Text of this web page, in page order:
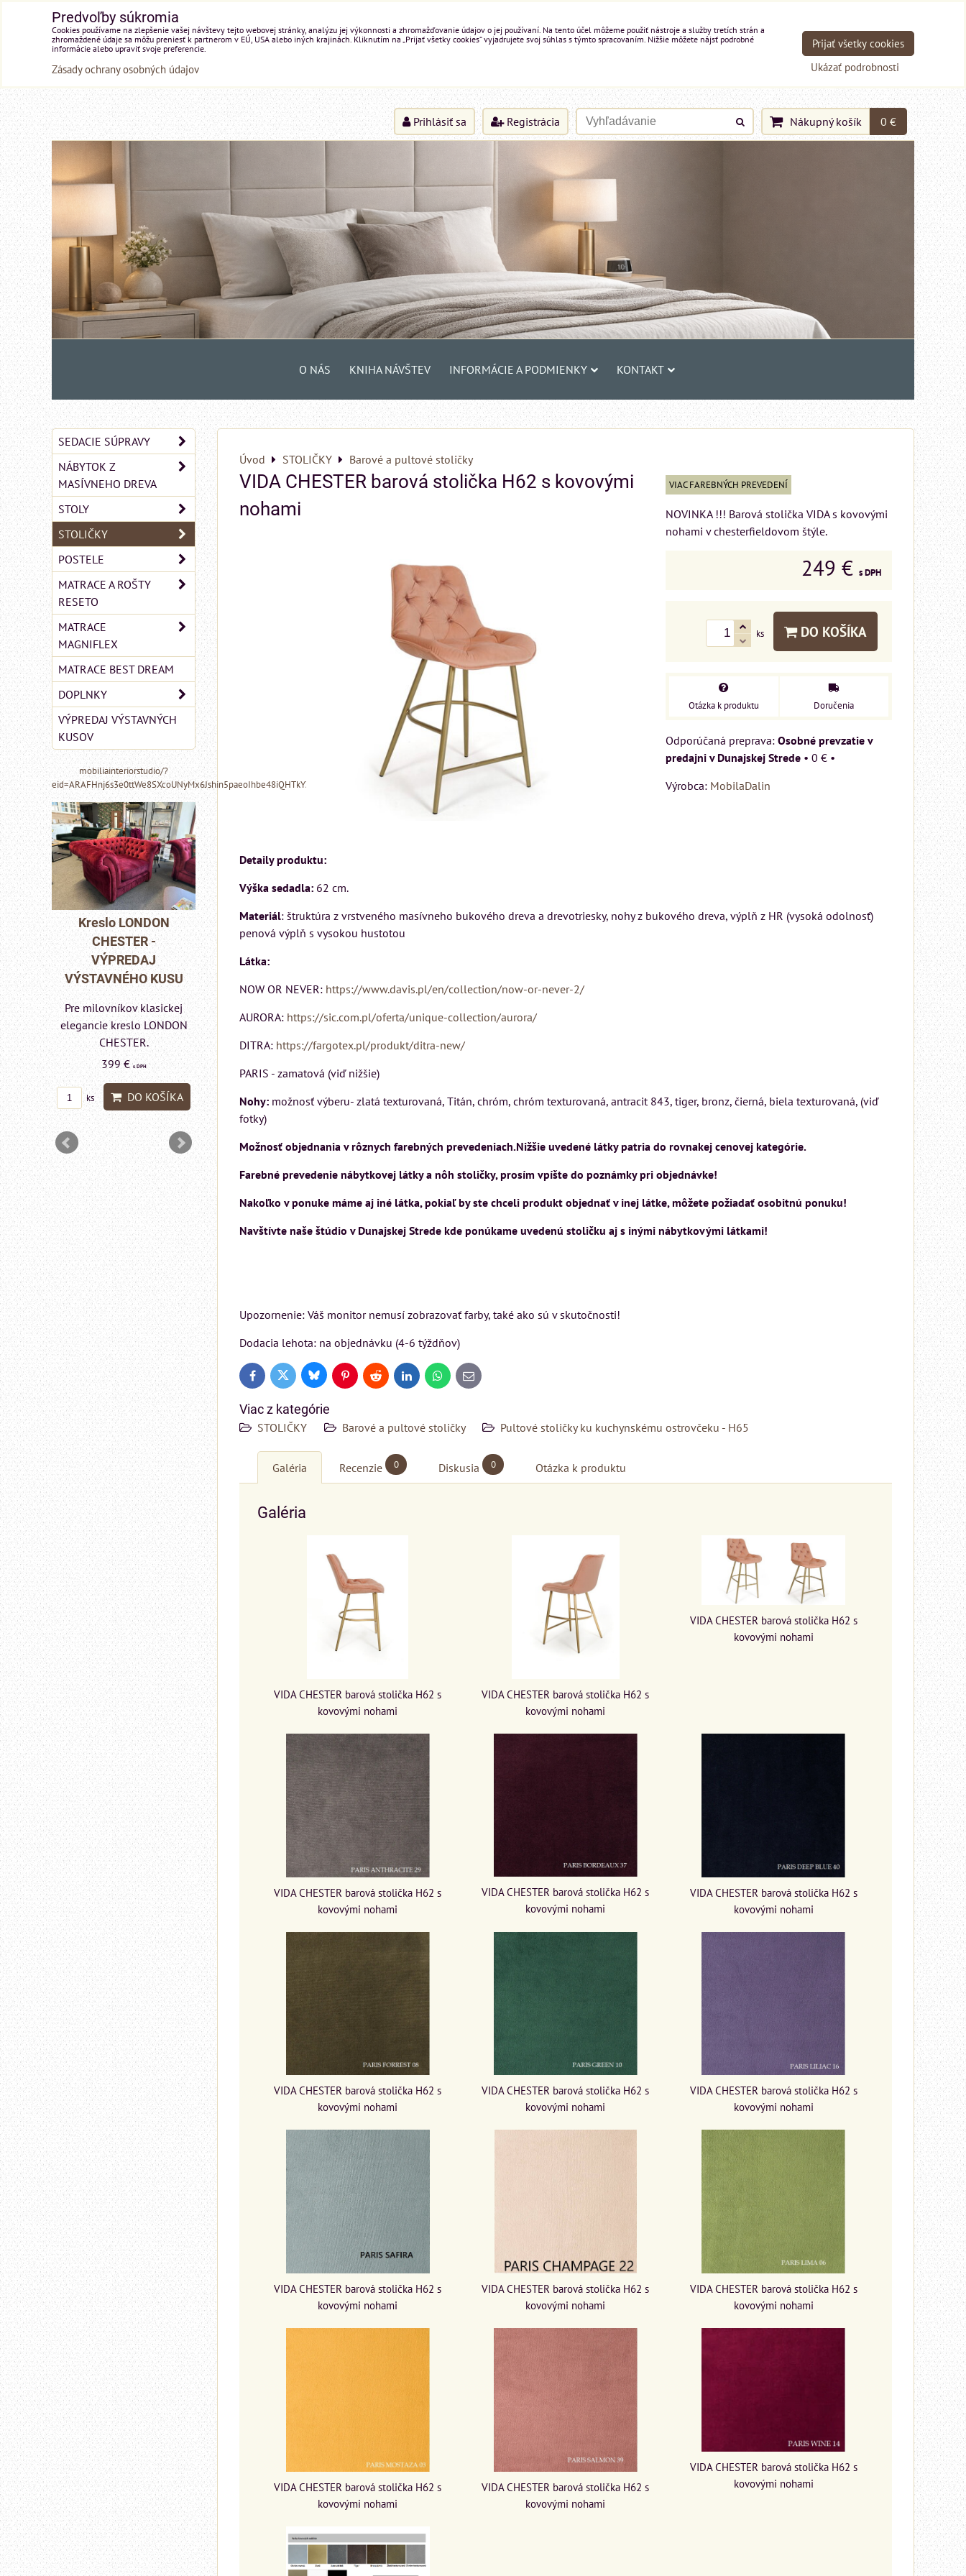
Prihlásiť sa Registrácia Nákupný košík 0 €
O NÁS KNIHA NÁVŠTEV INFORMÁCIE A PODMIENKY KONTAKT
Úvod STOLIČKY Barové a pultové stoličky
VIDA CHESTER barová stolička H62 s kovovými
nohami
VIAC FAREBNÝCH PREVEDENÍ
NOVINKA !!! Barová stolička VIDA s kovovými
nohami v chesterfieldovom štýle.
249 € s DPH
ks DO KOŠÍKA
Otázka k produktu Doručenia
Osobné prevzatie v
predajni v Dunajskej Strede • 0 € •
Výrobca: MobilaDalin
Detaily produktu:
Výška sedadla: 62 cm.
Materiál: štruktúra z vrstveného masívneho bukového dreva a drevotriesky, nohy z bukového dreva, výplň z HR (vysoká odolnosť)
penová výplň s vysokou hustotou
Látka:
NOW OR NEVER: https://www.davis.pl/en/collection/now-or-never-2/
AURORA: https://sic.com.pl/oferta/unique-collection/aurora/
DITRA: https://fargotex.pl/produkt/ditra-new/
PARIS - zamatová (viď nižšie)
Nohy: možnosť výberu- zlatá texturovaná, Titán, chróm, chróm texturovaná, antracit 843, tiger, bronz, čierná, biela texturovaná, (viď
fotky)
Možnosť objednania v rôznych farebných prevedeniach.Nižšie uvedené látky patria do rovnakej cenovej kategórie.
Farebné prevedenie nábytkovej látky a nôh stoličky, prosím vpíšte do poznámky pri objednávke!
Nakoľko v ponuke máme aj iné látka, pokiaľ by ste chceli produkt objednať v inej látke, môžete požiadať osobitnú ponuku!
Navštívte naše štúdio v Dunajskej Strede kde ponúkame uvedenú stoličku aj s inými nábytkovými látkami!
Upozornenie: Váš monitor nemusí zobrazovať farby, také ako sú v skutočnosti!
Dodacia lehota: na objednávku (4-6 týždňov)
FacebookTwitter BlueskyPinterestReddit LinkedInWhatsApp
E-
mail
Viac z kategórie
STOLIČKY Barové a pultové stoličky Pultové stoličky ku kuchynskému ostrovčeku - H65
Galéria Recenzie 0 Diskusia 0 Otázka k produktu
Galéria
VIDA CHESTER barová stolička H62 s
kovovými nohami
VIDA CHESTER barová stolička H62 s
kovovými nohami
VIDA CHESTER barová stolička H62 s
kovovými nohami
VIDA CHESTER barová stolička H62 s
kovovými nohami
VIDA CHESTER barová stolička H62 s
kovovými nohami
VIDA CHESTER barová stolička H62 s
kovovými nohami
VIDA CHESTER barová stolička H62 s
kovovými nohami
VIDA CHESTER barová stolička H62 s
kovovými nohami
VIDA CHESTER barová stolička H62 s
kovovými nohami
VIDA CHESTER barová stolička H62 s
kovovými nohami
VIDA CHESTER barová stolička H62 s
kovovými nohami
VIDA CHESTER barová stolička H62 s
kovovými nohami
VIDA CHESTER barová stolička H62 s
kovovými nohami
VIDA CHESTER barová stolička H62 s
kovovými nohami
VIDA CHESTER barová stolička H62 s
kovovými nohami
SEDACIE SÚPRAVY
NÁBYTOK Z
MASÍVNEHO DREVA
STOLY
STOLIČKY
POSTELE
MATRACE A ROŠTY
RESETO
MATRACE
MAGNIFLEX
MATRACE BEST DREAM
DOPLNKY
VÝPREDAJ VÝSTAVNÝCH
KUSOV
mobiliainteriorstudio/?
eid=ARAFHnj6s3e0ttWe8SXcoUNyMx6Jshin5paeoIhbe48iQHTkYZ6Xf6xwwJSZBzuPmlN9Fp3bbTLrTV34
-
KUSU
MIZAR - talianský
matrac 175x200 cm
Matrac MIZAR od
talianskeho systému
Rinaldi Bed System
ponúka...
699 € s DPH
ks DO KOŠÍKA
Pohovka LONDON
CHESTER -
VÝPREDAJ
elegancie kreslo a
pohovka LONDON
599 €
ks
Kreslo LONDON
CHESTER -
elegancie kreslo LONDON
CHESTER.
ks DO KOŠÍKA
matrac 175x200 cm
ponúka...
Predvoľby súkromia
Cookies používame na zlepšenie vašej návštevy tejto webovej stránky, analýzu jej výkonnosti a zhromažďovanie údajov o jej používaní. Na tento účel môžeme použiť nástroje a služby tretích strán a
zhromaždené údaje sa môžu preniesť k partnerom v EÚ, USA alebo iných krajinách. Kliknutím na „Prijať všetky cookies“ vyjadrujete svoj súhlas s týmto spracovaním. Nižšie môžete nájsť podrobné
informácie alebo upraviť svoje preferencie.
Zásady ochrany osobných údajov Ukázať podrobnosti
Prijať všetky cookies